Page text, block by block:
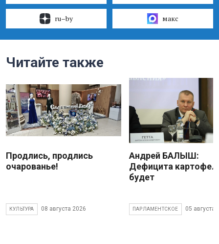
ru–by макс
Читайте также
Продлись, продлись
очарованье!
КУЛЬТУРА 08 августа 2026
Андрей БАЛЫШ:
Дефицита
будет
ПАРЛАМЕНТСКОЕ 05 августа